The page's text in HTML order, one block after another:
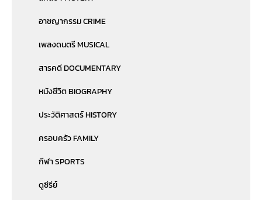
อาชญากรรม CRIME
เพลงดนตรี MUSICAL
สารคดี DOCUMENTARY
หนังชีวิต BIOGRAPHY
ประวัติศาสตร์ HISTORY
ครอบครัว FAMILY
กีฬา SPORTS
ดูซีรีย์